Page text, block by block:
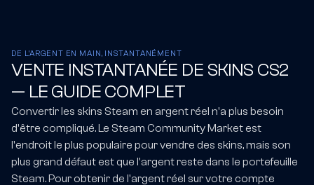
DE L'ARGENT EN MAIN, INSTANTANÉMENT
VENTE INSTANTANÉE DE SKINS CS2
— LE GUIDE COMPLET
Convertir les skins Steam en argent réel n'a plus besoin
d'être compliqué. Le Steam Community Market est
l'endroit le plus populaire pour vendre des skins, mais son
plus grand défaut est que l'argent reste dans le portefeuille
Steam. Pour obtenir de l'argent réel sur votre compte